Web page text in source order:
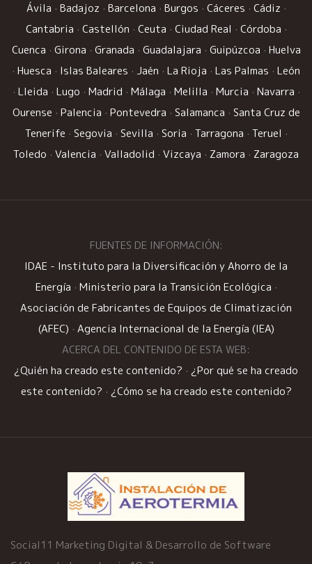
Ávila · Badajoz · Barcelona · Burgos · Cáceres · Cádiz ·
Cantabria · Castellón · Ceuta · Ciudad Real · Córdoba ·
Cuenca · Girona · Granada · Guadalajara · Guipúzcoa · Huelva
· Huesca · Islas Baleares · Jaén · La Rioja · Las Palmas · León
· Lleida · Lugo · Madrid · Málaga · Melilla · Murcia · Navarra ·
Ourense · Palencia · Pontevedra · Salamanca · Santa Cruz de
Tenerife · Segovia · Sevilla · Soria · Tarragona · Teruel ·
Toledo · Valencia · Valladolid · Vizcaya · Zamora · Zaragoza
FUENTES DE INFORMACIÓN:
IDAE - Instituto para la Diversificación y Ahorro de la
Energía · Ministerio para la Transición Ecológica ·
Asociación de Fabricantes de Equipos de Climatización
(AFEC) · Agencia Internacional de la Energía (IEA)
ACERCA DEL CONTENIDO DE ESTA WEB:
¿Quién ha creado este contenido? · ¿Por qué se ha creado
este contenido? · ¿Cómo se ha creado este contenido?
Social11 Marketing Digital & Desarrollo de Software